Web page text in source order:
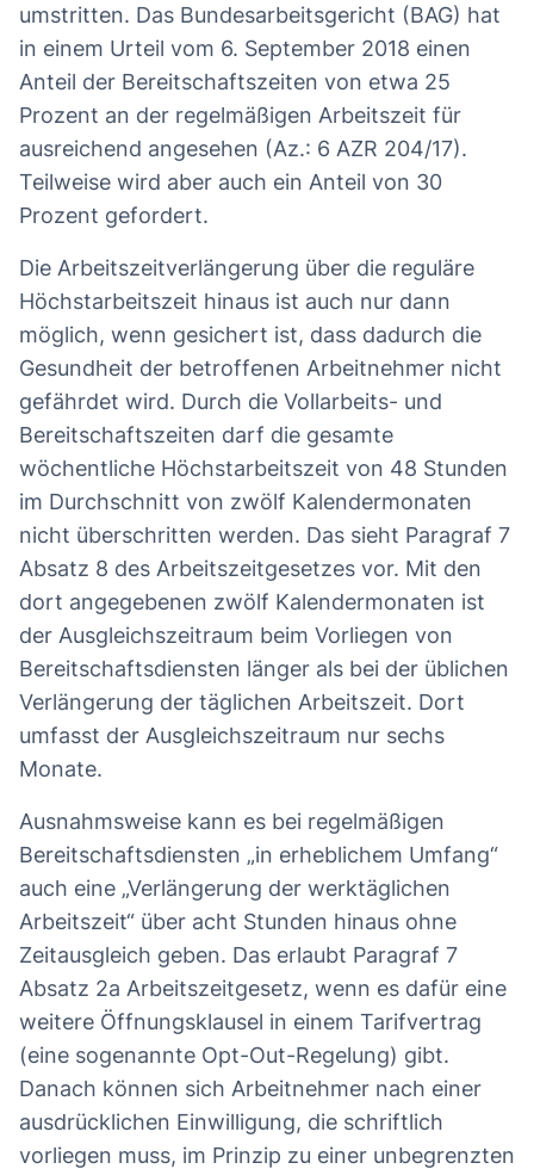
umstritten. Das Bundesarbeitsgericht (BAG) hat
in einem Urteil vom 6. September 2018 einen
Anteil der Bereitschaftszeiten von etwa 25
Prozent an der regelmäßigen Arbeitszeit für
ausreichend angesehen (Az.: 6 AZR 204/17).
Teilweise wird aber auch ein Anteil von 30
Prozent gefordert.
Die Arbeitszeitverlängerung über die reguläre
Höchstarbeitszeit hinaus ist auch nur dann
möglich, wenn gesichert ist, dass dadurch die
Gesundheit der betroffenen Arbeitnehmer nicht
gefährdet wird. Durch die Vollarbeits- und
Bereitschaftszeiten darf die gesamte
wöchentliche Höchstarbeitszeit von 48 Stunden
im Durchschnitt von zwölf Kalendermonaten
nicht überschritten werden. Das sieht Paragraf 7
Absatz 8 des Arbeitszeitgesetzes vor. Mit den
dort angegebenen zwölf Kalendermonaten ist
der Ausgleichszeitraum beim Vorliegen von
Bereitschaftsdiensten länger als bei der üblichen
Verlängerung der täglichen Arbeitszeit. Dort
umfasst der Ausgleichszeitraum nur sechs
Monate.
Ausnahmsweise kann es bei regelmäßigen
Bereitschaftsdiensten „in erheblichem Umfang“
auch eine „Verlängerung der werktäglichen
Arbeitszeit“ über acht Stunden hinaus ohne
Zeitausgleich geben. Das erlaubt Paragraf 7
Absatz 2a Arbeitszeitgesetz, wenn es dafür eine
weitere Öffnungsklausel in einem Tarifvertrag
(eine sogenannte Opt-Out-Regelung) gibt.
Danach können sich Arbeitnehmer nach einer
ausdrücklichen Einwilligung, die schriftlich
vorliegen muss, im Prinzip zu einer unbegrenzten